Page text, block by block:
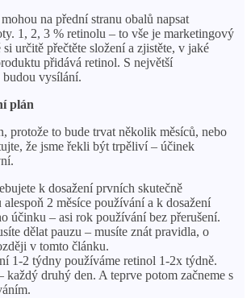
na přední stranu obalů napsat
1, 2, 3 % retinolu – to vše je marketingový
určitě přečtěte složení a zjistěte, v jaké
přidává retinol. S největší
budou vysílání.
plán
protože to bude trvat několik měsíců, nebo
že jsme řekli být trpěliví – účinek
k dosažení prvních skutečně
2 měsíce používání a k dosažení
účinku – asi rok používání bez přerušení.
dělat pauzu – musíte znát pravidla, o
v tomto článku.
1-2 týdny používáme retinol 1-2x týdně.
každý druhý den. A teprve potom začneme s